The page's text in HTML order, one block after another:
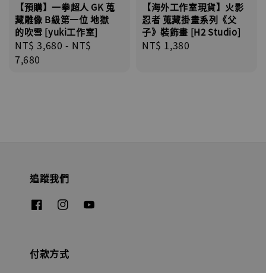
【預購】一拳超人 GK 蒐
藏雕像 B級第一位 地獄
的吹雪 [yuki工作室]
Regular
price
NT$ 3,680 - NT$
7,680
【海外工作室現貨】火影
忍者 蒐藏掛畫系列《父
子》裝飾畫 [H2 Studio]
Regular
NT$ 1,380
追蹤我們
付款方式